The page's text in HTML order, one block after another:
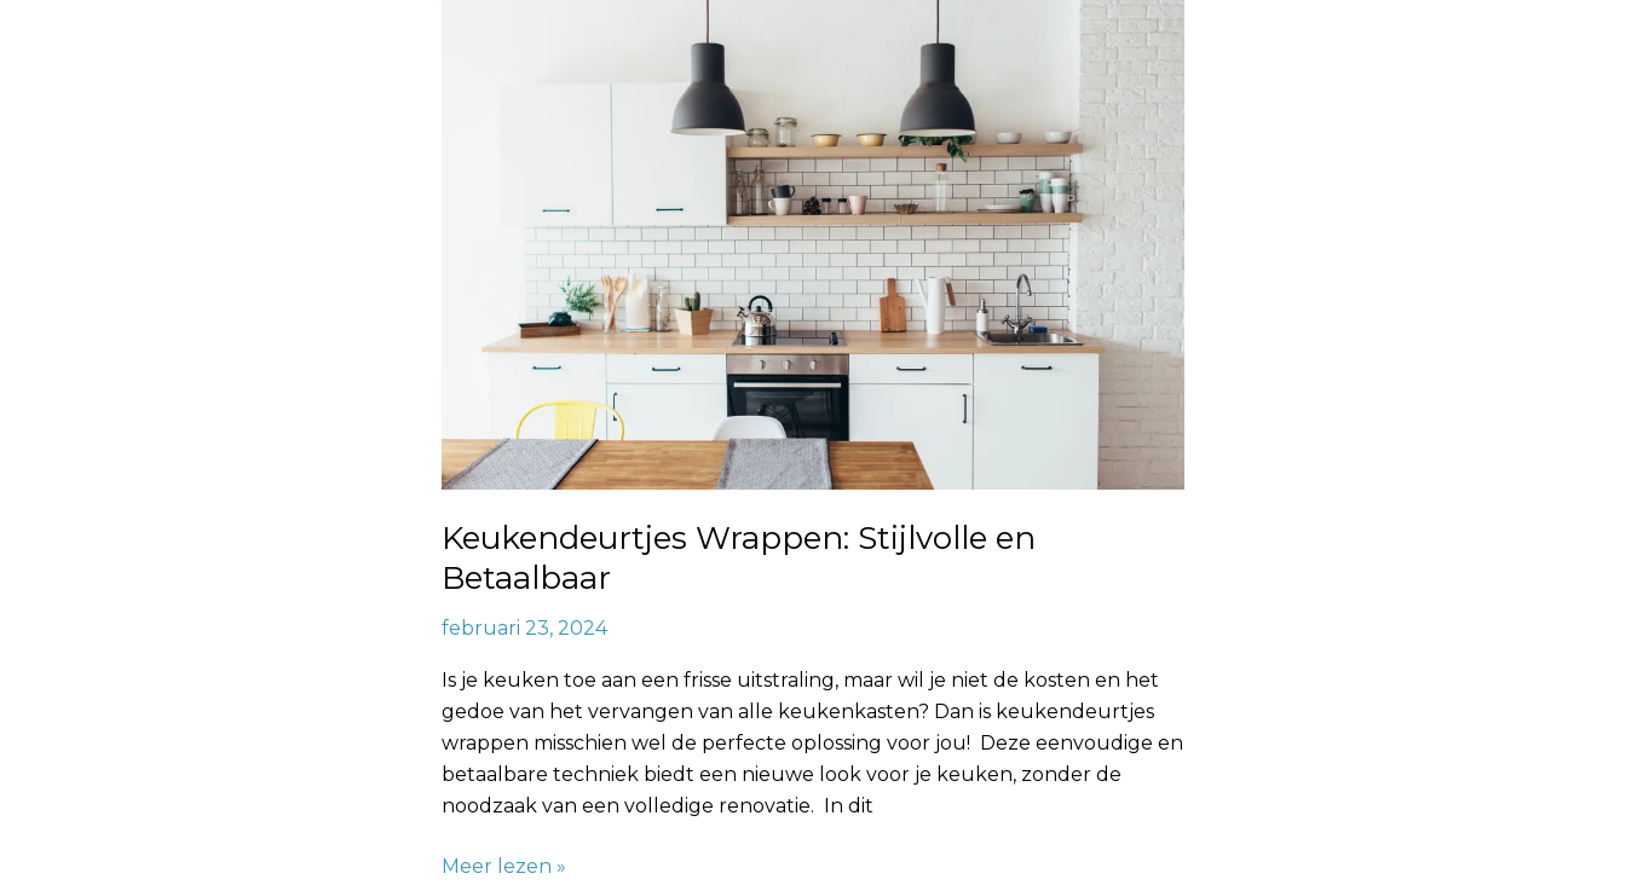
Keukendeurtjes Wrappen: Stijlvolle en
Betaalbaar
februari 23, 2024
Is je keuken toe aan een frisse uitstraling, maar wil je niet de kosten en het
gedoe van het vervangen van alle keukenkasten? Dan is keukendeurtjes
wrappen misschien wel de perfecte oplossing voor jou! Deze eenvoudige en
betaalbare techniek biedt een nieuwe look voor je keuken, zonder de
noodzaak van een volledige renovatie. In dit
Meer lezen »